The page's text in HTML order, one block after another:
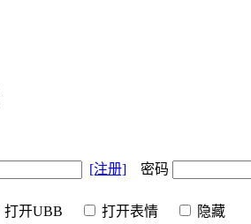
[注册] 密码
打开UBB 打开表情 隐